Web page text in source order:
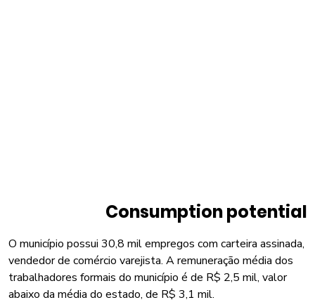
Consumption potential
O município possui 30,8 mil empregos com carteira assinada,
vendedor de comércio varejista. A remuneração média dos
trabalhadores formais do município é de R$ 2,5 mil, valor
abaixo da média do estado, de R$ 3,1 mil.